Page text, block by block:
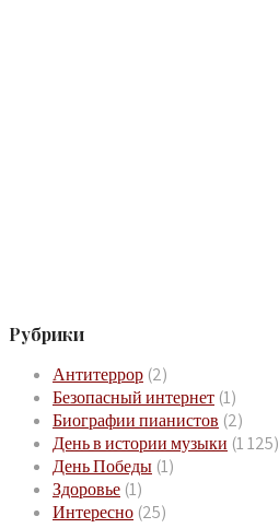
Рубрики
Антитеррор (2)
Безопасный интернет (1)
Биографии пианистов (2)
День в истории музыки (1 125)
День Победы (1)
Здоровье (1)
Интересно (25)